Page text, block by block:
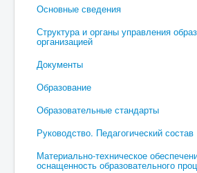
Основные сведения
Структура и органы управления
организацией
Документы
Образование
Образовательные стандарты
Руководство. Педагогический состав
Материально-техническое
оснащенность образовательного